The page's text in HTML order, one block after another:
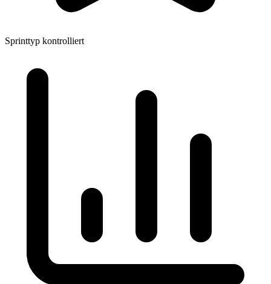
Sprinttyp kontrolliert